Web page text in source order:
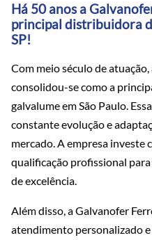
Há 50 anos a
principal distribuidora
SP!
Com meio século de
consolidou-se como a
galvalume em São Paulo.
constante evolução e
mercado. A empresa
qualificação profissional
de excelência.
Além disso, a Galvanofer
atendimento personalizado